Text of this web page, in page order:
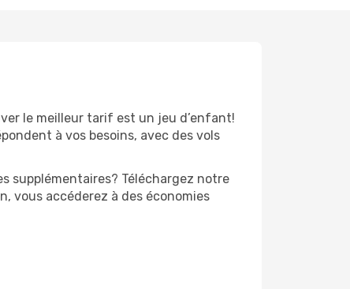
le meilleur tarif est un jeu d’enfant!
à vos besoins, avec des vols
supplémentaires? Téléchargez notre
vous accéderez à des économies